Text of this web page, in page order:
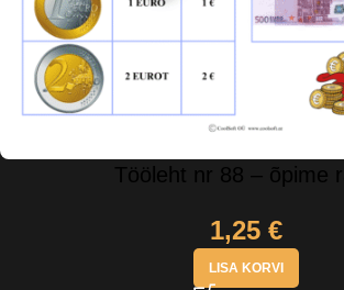
Tööleht nr 88 – õpime
1,25 €
LISA KORVI